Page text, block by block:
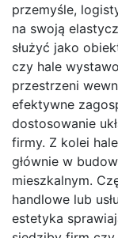
przemyśle,
na swoją
służyć jako
czy hale
przestrzeni
efektywne
dostosowanie
firmy. Z kolei
głównie w
mieszkalnym.
handlowe lub
estetyka